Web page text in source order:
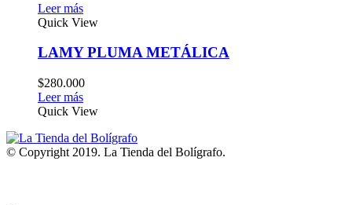
Leer más
Quick View
LAMY PLUMA METÁLICA
$280.000
Leer más
Quick View
© Copyright 2019. La Tienda del Bolígrafo.